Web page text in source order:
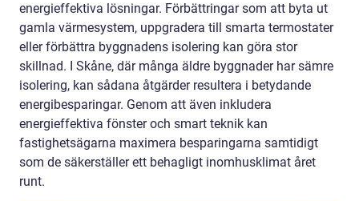
energieffektiva lösningar. Förbättringar som att byta ut
gamla värmesystem, uppgradera till smarta termostater
eller förbättra byggnadens isolering kan göra stor
skillnad. I Skåne, där många äldre byggnader har sämre
isolering, kan sådana åtgärder resultera i betydande
energibesparingar. Genom att även inkludera
energieffektiva fönster och smart teknik kan
fastighetsägarna maximera besparingarna samtidigt
som de säkerställer ett behagligt inomhusklimat året
runt.